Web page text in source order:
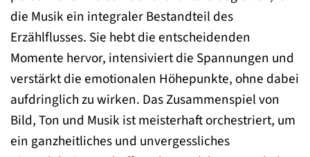
die Musik ein integraler Bestandteil des
Erzählflusses. Sie hebt die entscheidenden
Momente hervor, intensiviert die Spannungen und
verstärkt die emotionalen Höhepunkte, ohne dabei
aufdringlich zu wirken. Das Zusammenspiel von
Bild, Ton und Musik ist meisterhaft orchestriert, um
ein ganzheitliches und unvergessliches